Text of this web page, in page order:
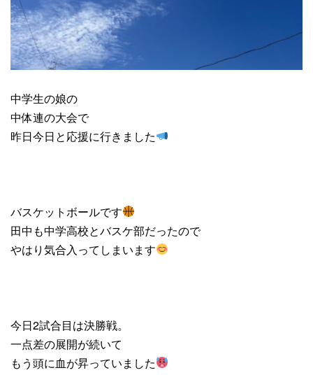
中学生の娘の
中体連の大会で
昨日今日と応援に行きました
バスケットボールです
田中も中学高校とバスケ部だったので
やはり気合入ってしまいます
今日2試合目は決勝戦。
一点差の展開が続いて
もう頭に血が昇っていました